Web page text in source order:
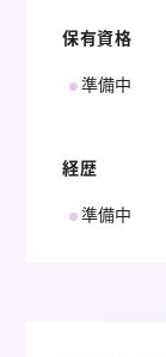
保有資格
準備中
経歴
準備中